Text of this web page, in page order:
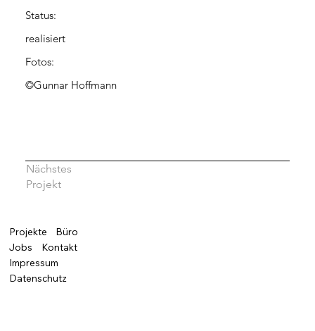
Nächstes
Projekt
Status:
Fotos:
realisiert
©Gunnar Hoffmann
Projekte
Büro
Jobs
Kontakt
Impressum
Datenschutz